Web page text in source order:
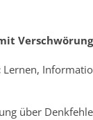
Lernen,
über